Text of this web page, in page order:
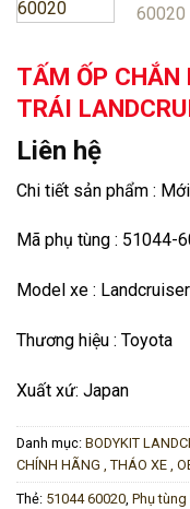
TẤM ỐP CHẮN
TRÁI
Liên hệ
Chi tiết sản phẩm : Mới
Mã phụ tùng : 51044-
Model xe :
Thương hiệu : Toyota
Xuất xứ: Japan
Danh mục: BODYKIT
CHÍNH HÃNG , THÁO XE ,
Thẻ: 51044 60020, Phụ